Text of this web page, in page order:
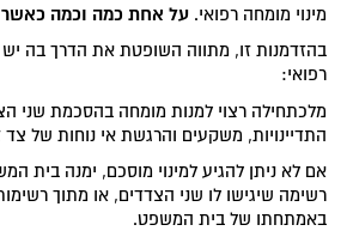
מינוי מומחה רפואי.על אחת כמה וכמה כאשר
בהזדמנות זו, מתווה השופטת את הדרך בה יש
רפואי:
מלכתחילה רצוי למנות מומחה בהסכמת שני
התדיינויות, משקעים והרגשת אי נוחות של
אם לא ניתן להגיע למינוי מוסכם, ימנה בית
רשימה שיגישו לו שני הצדדים, או מתוך
באמתחתו של בית המשפט.